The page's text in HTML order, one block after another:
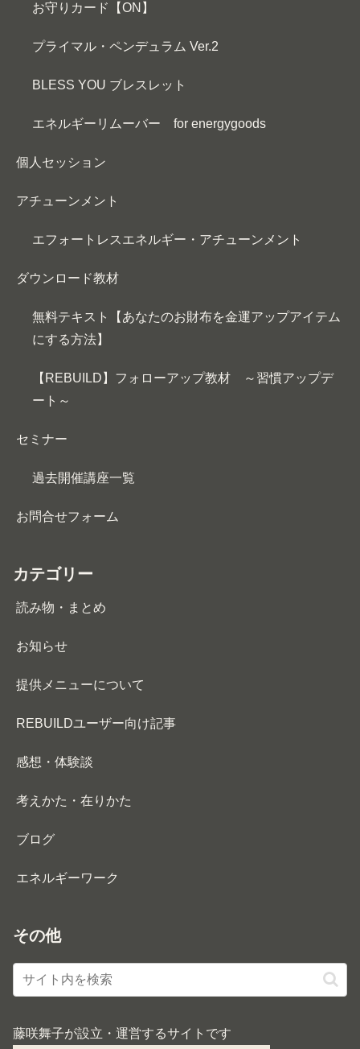
お守りカード【ON】
プライマル・ペンデュラム Ver.2
BLESS YOU ブレスレット
エネルギーリムーバー for energygoods
個人セッション
アチューンメント
エフォートレスエネルギー・アチューンメント
ダウンロード教材
無料テキスト【あなたのお財布を金運アップアイテム
にする方法】
【REBUILD】フォローアップ教材 ～習慣アップデ
ート～
セミナー
過去開催講座一覧
お問合せフォーム
カテゴリー
読み物・まとめ
お知らせ
提供メニューについて
REBUILDユーザー向け記事
感想・体験談
考えかた・在りかた
ブログ
エネルギーワーク
その他
藤咲舞子が設立・運営するサイトです